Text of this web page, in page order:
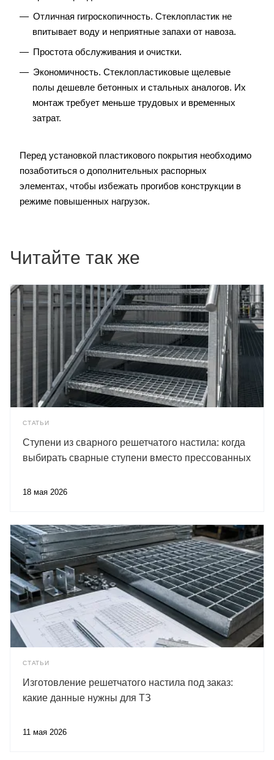
Отличная гигроскопичность. Стеклопластик не
впитывает воду и неприятные запахи от навоза.
Простота обслуживания и очистки.
Экономичность. Стеклопластиковые щелевые
полы дешевле бетонных и стальных аналогов. Их
монтаж требует меньше трудовых и временных
затрат.
Перед установкой пластикового покрытия необходимо
позаботиться о дополнительных распорных
элементах, чтобы избежать прогибов конструкции в
режиме повышенных нагрузок.
Читайте так же
СТАТЬИ
Ступени из сварного решетчатого настила: когда
выбирать сварные ступени вместо прессованных
18 мая 2026
СТАТЬИ
Изготовление решетчатого настила под заказ:
какие данные нужны для ТЗ
11 мая 2026